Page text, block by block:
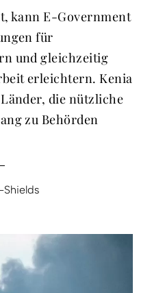
kann E-Government
für
und gleichzeitig
erleichtern. Kenia
die nützliche
zu Behörden